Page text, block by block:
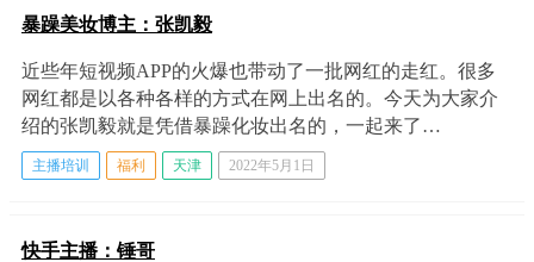
暴躁美妆博主：张凯毅
近些年短视频APP的火爆也带动了一批网红的走红。很多
网红都是以各种各样的方式在网上出名的。今天为大家介
绍的张凯毅就是凭借暴躁化妆出名的，一起来了…
主播培训 福利 天津 2022年5月1日
快手主播：锤哥